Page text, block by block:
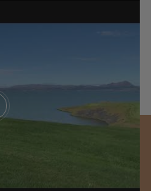
video